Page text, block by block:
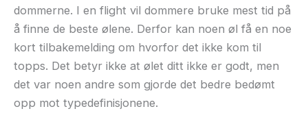
dommerne. I en flight vil dommere bruke mest tid på
å finne de beste ølene. Derfor kan noen øl få en noe
kort tilbakemelding om hvorfor det ikke kom til
topps. Det betyr ikke at ølet ditt ikke er godt, men
det var noen andre som gjorde det bedre bedømt
opp mot typedefinisjonene.